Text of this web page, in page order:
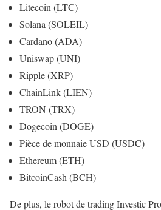
Litecoin (LTC)
Solana (SOLEIL)
Cardano (ADA)
Uniswap (UNI)
Ripple (XRP)
ChainLink (LIEN)
TRON (TRX)
Dogecoin (DOGE)
Pièce de monnaie USD (USDC)
Ethereum (ETH)
BitcoinCash (BCH)
De plus, le robot de trading Investic